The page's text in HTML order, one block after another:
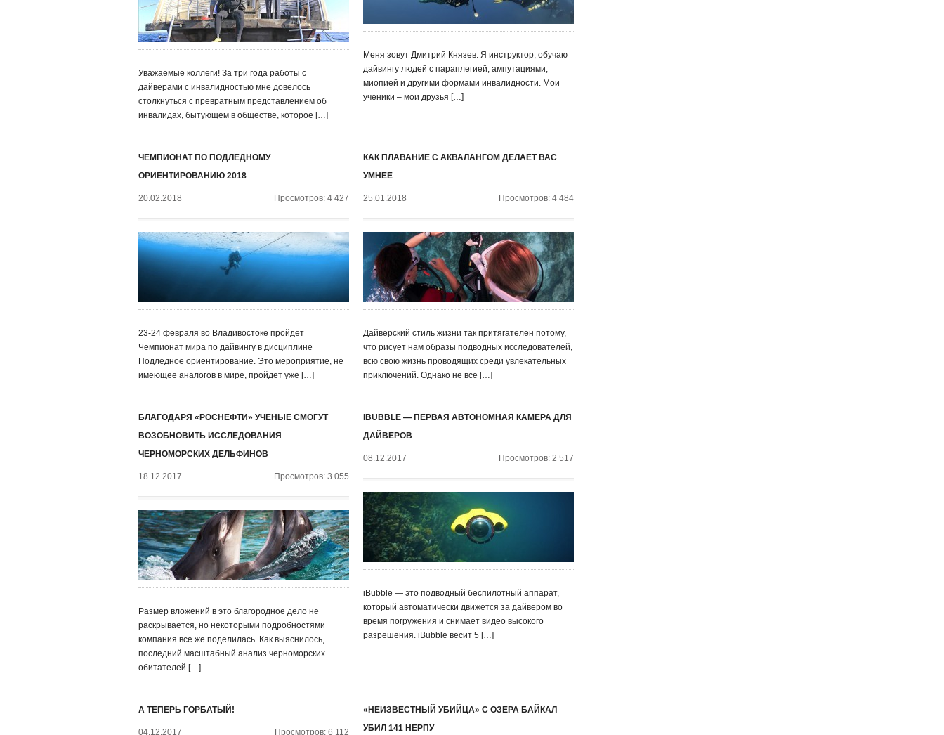
Уважаемые коллеги! За три года работы с
дайверами с инвалидностью мне довелось
столкнуться с превратным представлением об
инвалидах, бытующем в обществе, которое […]
Меня зовут Дмитрий Князев. Я инструктор, обучаю
дайвингу людей с параплегией, ампутациями,
миопией и другими формами инвалидности. Мои
ученики – мои друзья […]
ЧЕМПИОНАТ ПО ПОДЛЕДНОМУ
ОРИЕНТИРОВАНИЮ 2018
20.02.2018 Просмотров: 4 427
23-24 февраля во Владивостоке пройдет
Чемпионат мира по дайвингу в дисциплине
Подледное ориентирование. Это мероприятие, не
имеющее аналогов в мире, пройдет уже […]
КАК ПЛАВАНИЕ С АКВАЛАНГОМ ДЕЛАЕТ ВАС
УМНЕЕ
25.01.2018 Просмотров: 4 484
Дайверский стиль жизни так притягателен потому,
что рисует нам образы подводных исследователей,
всю свою жизнь проводящих среди увлекательных
приключений. Однако не все […]
БЛАГОДАРЯ «РОСНЕФТИ» УЧЕНЫЕ СМОГУТ
ВОЗОБНОВИТЬ ИССЛЕДОВАНИЯ
ЧЕРНОМОРСКИХ ДЕЛЬФИНОВ
18.12.2017 Просмотров: 3 055
Размер вложений в это благородное дело не
раскрывается, но некоторыми подробностями
компания все же поделилась. Как выяснилось,
последний масштабный анализ черноморских
обитателей […]
IBUBBLE — ПЕРВАЯ АВТОНОМНАЯ КАМЕРА ДЛЯ
ДАЙВЕРОВ
08.12.2017 Просмотров: 2 517
iBubble — это подводный беспилотный аппарат,
который автоматически движется за дайвером во
время погружения и снимает видео высокого
разрешения. iBubble весит 5 […]
А ТЕПЕРЬ ГОРБАТЫЙ!
04.12.2017 Просмотров: 6 112
«НЕИЗВЕСТНЫЙ УБИЙЦА» С ОЗЕРА БАЙКАЛ
УБИЛ 141 НЕРПУ